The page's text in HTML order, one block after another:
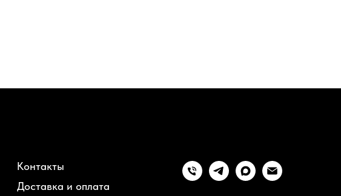
Контакты
Доставка и оплата